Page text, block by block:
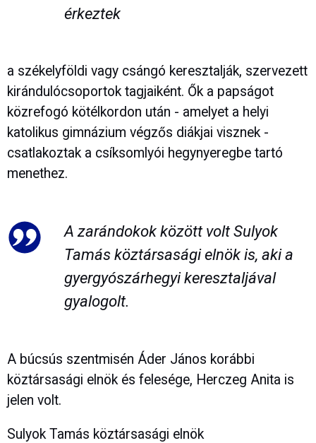
érkeztek
a székelyföldi vagy csángó keresztalják, szervezett
kirándulócsoportok tagjaiként. Ők a papságot
közrefogó kötélkordon után - amelyet a helyi
katolikus gimnázium végzős diákjai visznek -
csatlakoztak a csíksomlyói hegynyeregbe tartó
menethez.
A zarándokok között volt Sulyok
Tamás köztársasági elnök is, aki a
gyergyószárhegyi keresztaljával
gyalogolt.
A búcsús szentmisén Áder János korábbi
köztársasági elnök és felesége, Herczeg Anita is
jelen volt.
Sulyok Tamás köztársasági elnök